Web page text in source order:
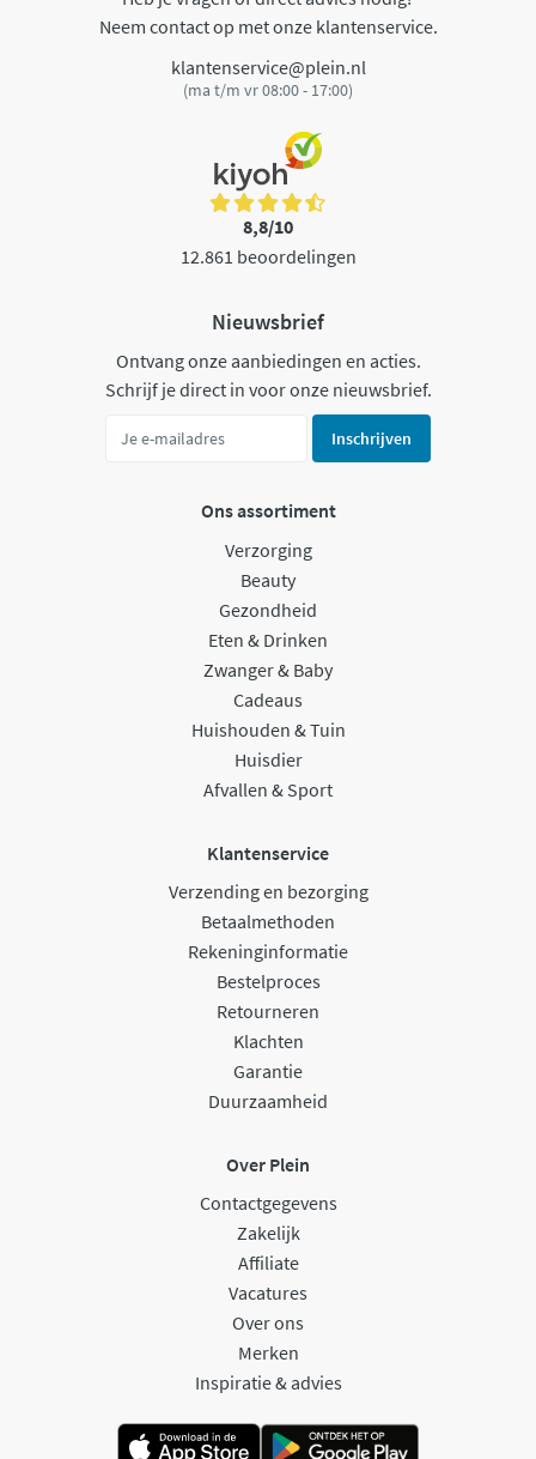
Neem contact op met onze klantenservice.
klantenservice@plein.nl
(ma t/m vr 08:00 - 17:00)
8,8/10
12.861 beoordelingen
Nieuwsbrief
Ontvang onze aanbiedingen en acties.
Schrijf je direct in voor onze nieuwsbrief.
Inschrijven
Ons assortiment
Verzorging
Beauty
Gezondheid
Eten & Drinken
Zwanger & Baby
Cadeaus
Huishouden & Tuin
Huisdier
Afvallen & Sport
Klantenservice
Verzending en bezorging
Betaalmethoden
Rekeninginformatie
Bestelproces
Retourneren
Klachten
Garantie
Duurzaamheid
Over Plein
Contactgegevens
Zakelijk
Affiliate
Vacatures
Over ons
Merken
Inspiratie & advies